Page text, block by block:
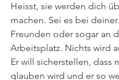
Heisst, sie werden dich
machen. Sei es bei
Freunden oder sogar an
Arbeitsplatz. Nichts wird
Er will sicherstellen, dass
glauben wird und er so